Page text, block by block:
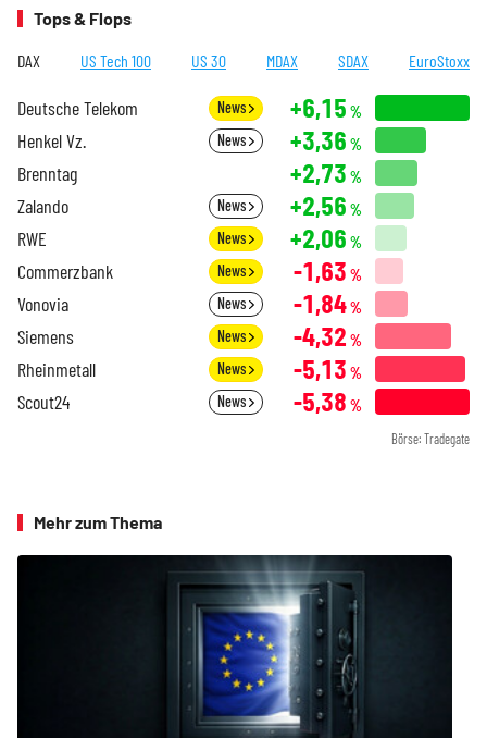
Tops & Flops
DAX US Tech 100 US 30 MDAX SDAX EuroStoxx
Deutsche Telekom News +6,15 %
Henkel Vz. News +3,36 %
Brenntag +2,73 %
Zalando News +2,56 %
RWE News +2,06 %
Commerzbank News -1,63 %
Vonovia News -1,84%
Siemens News -4,32 %
Rheinmetall News -5,13 %
Scout24 News -5,38 %
Börse: Tradegate
Mehr zum Thema